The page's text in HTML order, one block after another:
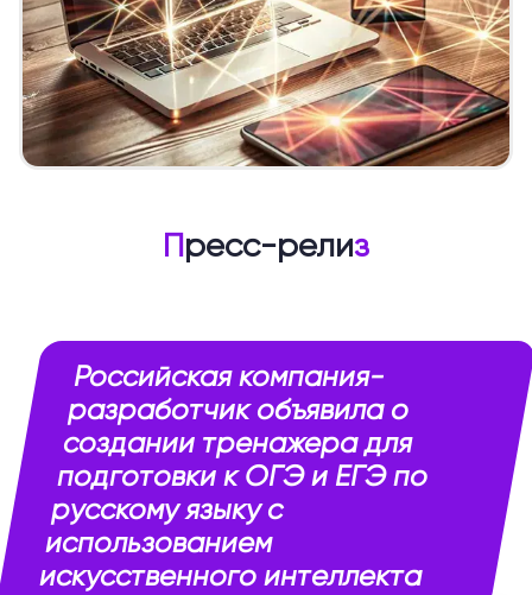
Пресс-релиз
Российская компания-
разработчик объявила о
создании тренажера для
подготовки к ОГЭ и ЕГЭ по
русскому языку с
использованием
искусственного интеллекта